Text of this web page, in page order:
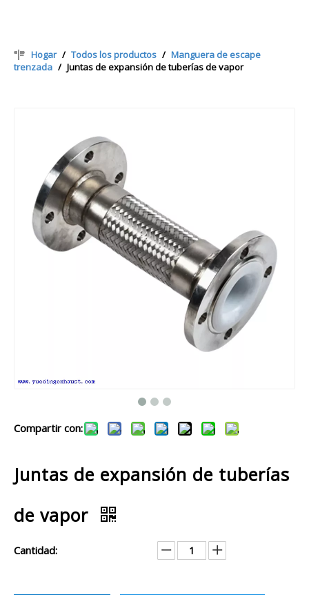
Hogar / Todos los productos / Manguera de escape
trenzada / Juntas de expansión de tuberías de vapor
Compartir con:
Juntas de expansión de tuberías
de vapor
Cantidad: